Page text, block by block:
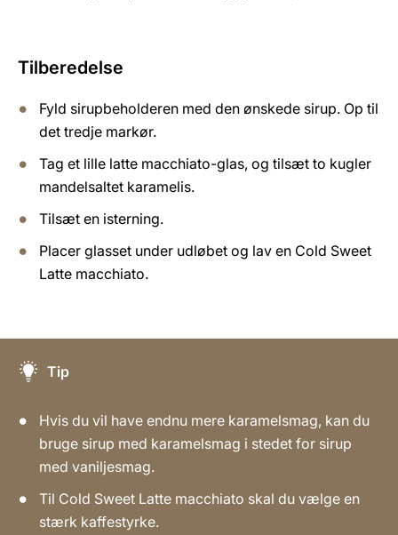
Tilberedelse
Fyld sirupbeholderen med den ønskede sirup. Op til
det tredje markør.
Tag et lille latte macchiato-glas, og tilsæt to kugler
mandelsaltet karamelis.
Tilsæt en isterning.
Placer glasset under udløbet og lav en Cold Sweet
Latte macchiato.
Tip
Hvis du vil have endnu mere karamelsmag, kan du
bruge sirup med karamelsmag i stedet for sirup
med vaniljesmag.
Til Cold Sweet Latte macchiato skal du vælge en
stærk kaffestyrke.